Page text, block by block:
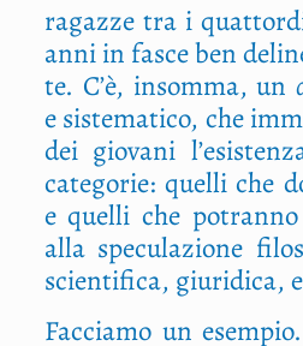
ragaz­ze tra i
anni in fasce ben
te. C’è, insom­ma, un
e siste­ma­ti­co, che
dei gio­va­ni
cate­go­rie: quel­li che
e quel­li che
alla spe­cu­la­zio­ne
scien­ti­fi­ca, giu­ri­di­ca,
Fac­cia­mo un